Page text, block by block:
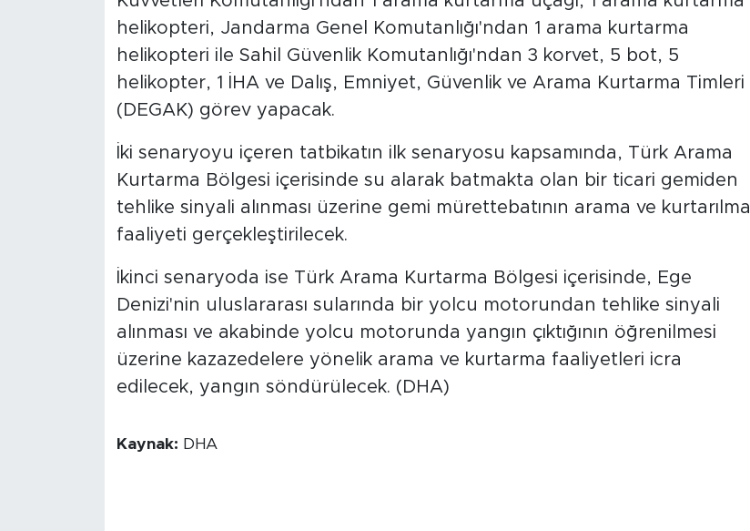
helikopteri, Jandarma Genel Komutanlığı'ndan 1 arama kurtarma
helikopteri ile Sahil Güvenlik Komutanlığı'ndan 3 korvet, 5 bot, 5
helikopter, 1 İHA ve Dalış, Emniyet, Güvenlik ve Arama Kurtarma Timleri
(DEGAK) görev yapacak.
İki senaryoyu içeren tatbikatın ilk senaryosu kapsamında, Türk Arama
Kurtarma Bölgesi içerisinde su alarak batmakta olan bir ticari gemiden
tehlike sinyali alınması üzerine gemi mürettebatının arama ve kurtarılma
faaliyeti gerçekleştirilecek.
İkinci senaryoda ise Türk Arama Kurtarma Bölgesi içerisinde, Ege
Denizi'nin uluslararası sularında bir yolcu motorundan tehlike sinyali
alınması ve akabinde yolcu motorunda yangın çıktığının öğrenilmesi
üzerine kazazedelere yönelik arama ve kurtarma faaliyetleri icra
edilecek, yangın söndürülecek. (DHA)
Kaynak: DHA